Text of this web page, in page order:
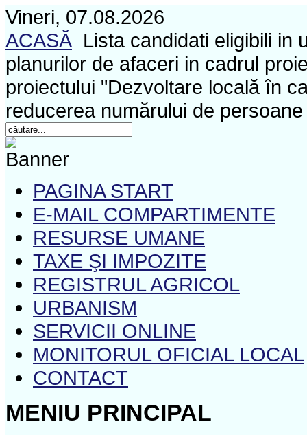
Vineri, 07.08.2026
ACASĂ Lista candidati eligibili in
planurilor de afaceri in cadrul
proiectului "Dezvoltare locală în
reducerea numărului de
PAGINA START
E-MAIL COMPARTIMENTE
RESURSE UMANE
TAXE ŞI IMPOZITE
REGISTRUL AGRICOL
URBANISM
SERVICII ONLINE
MONITORUL OFICIAL LOCAL
CONTACT
MENIU PRINCIPAL